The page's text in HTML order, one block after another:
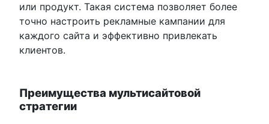
или продукт. Такая система позволяет более
точно настроить рекламные кампании для
каждого сайта и эффективно привлекать
клиентов.
Преимущества мультисайтовой
стратегии